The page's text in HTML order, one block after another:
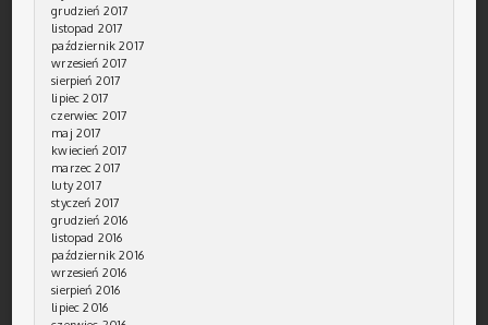
grudzień 2017
listopad 2017
październik 2017
wrzesień 2017
sierpień 2017
lipiec 2017
czerwiec 2017
maj 2017
kwiecień 2017
marzec 2017
luty 2017
styczeń 2017
grudzień 2016
listopad 2016
październik 2016
wrzesień 2016
sierpień 2016
lipiec 2016